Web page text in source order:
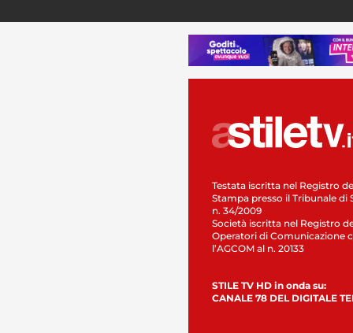
Testata iscritta nel Registro
Stampa presso il Tribunale di
n. 34/2009
Società iscritta nel Registro
Operatori di Comunicazione
l’AGCOM al n. 20133
STILE TV HD in onda su:
CANALE 78 DEL DIGITALE